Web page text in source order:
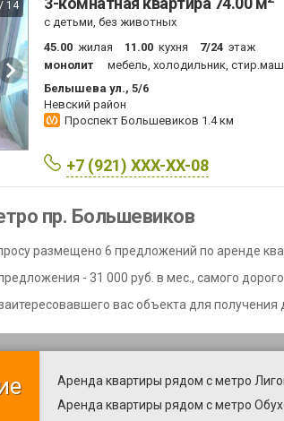
14
с детьми, без животных
45.00 жилая 11.00 кухня 7/24 этаж
монолит
мебель, холодильник,
Белышева ул., 5/6
Невский район
Проспект Большевиков 1.4 км
+7 (921) XXX-XX-08
пр. Большевиков
размещено 6 предложений по аренде
- 31 000 руб. в мес., самого
вас объекта для
Аренда квартиры рядом с метро
Аренда квартиры рядом с метро